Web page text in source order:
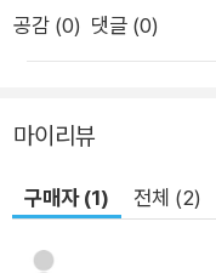
한 독서와 사유로 촘촘히
쪽 안팎으로 방대하다.
간』을 중심으로 전기 사
을 탐구함으로써 ‘존재
다른 주저 『니체』를 중
관을 연출한 후기 사유
공감 (0) 댓글 (0)
마이리뷰
구매자 (1) 전체 (2)